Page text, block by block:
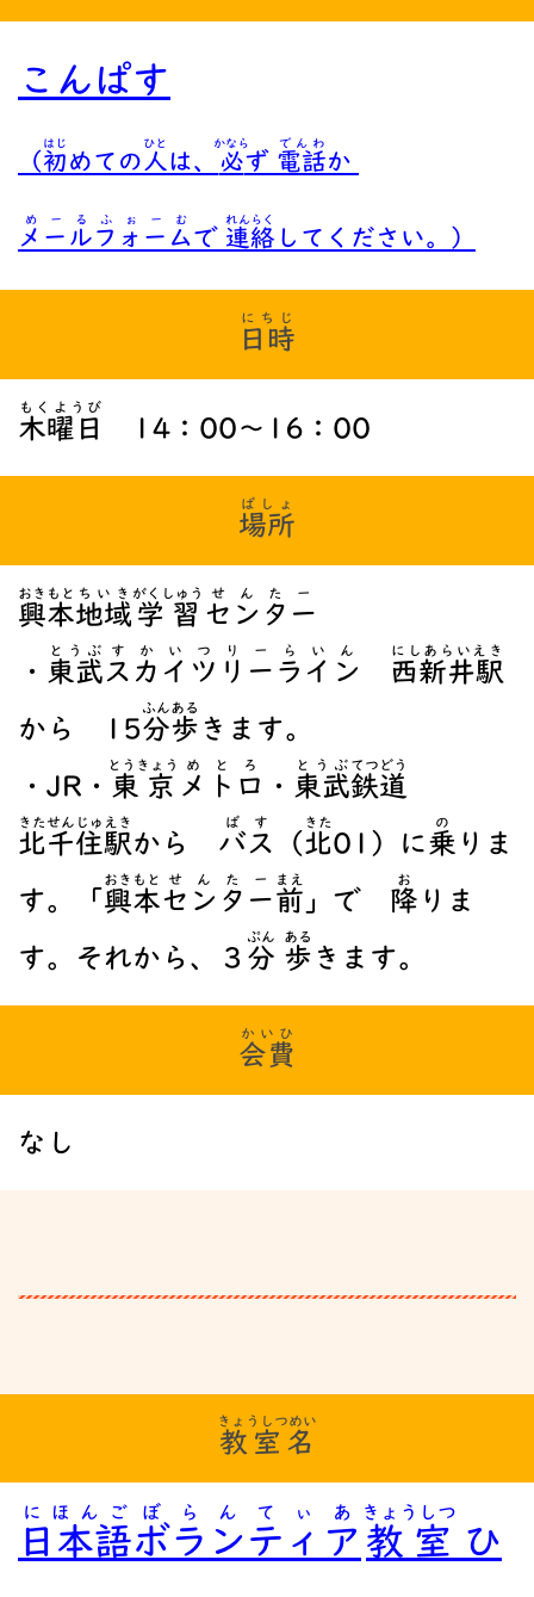
こんぱす
（ 初
はじ
めての 人
ひと
は、 必
かなら
ず 電話
でんわ
か
メールフォーム
めーるふぉーむ
で 連絡
れんらく
してください。）
日時
にちじ
木曜日
もくようび
14：00～16：00
場所
ばしょ
興本
おきもと
地域
ちいき
学習
がくしゅう
センター
せんたー
・ 東武
とうぶ
スカイツリー
すかいつりー
ライン
らいん
西新井駅
にしあらいえき
から 15分
ふん
歩
ある
きます。
・JR・ 東京
とうきょう
メトロ
めとろ
・ 東武
とうぶ
鉄道
てつどう
北千住
きたせんじゅ
駅
えき
から バス
ばす
（ 北
きた
01）に乗
の
りま
す。「 興
おき
本
もと
センター
せんたー
前
まえ
」で 降
お
りま
す。それから、３ 分
ぷん
歩
ある
きます。
会費
かいひ
なし
教室名
きょうしつめい
日本語
にほんご
ボランティア
ぼらんてぃあ
教室
きょうしつ
ひ